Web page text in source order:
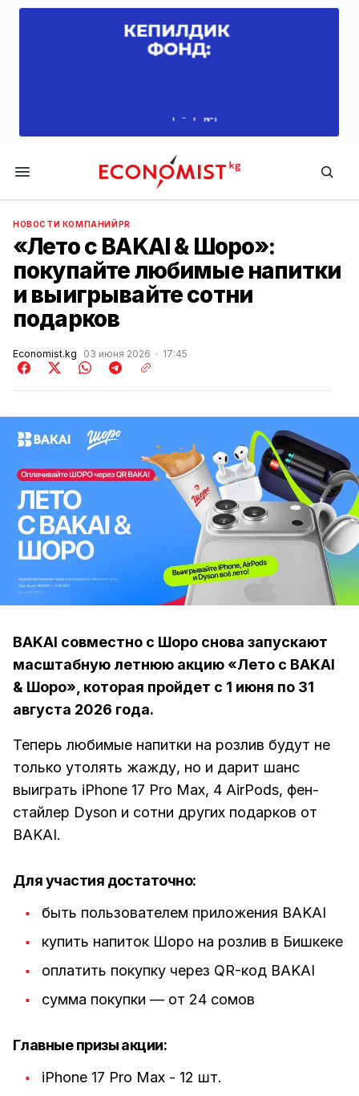
Economist.kg
НОВОСТИ КОМПАНИЙPR
«Лето с BAKAI & Шоро»:
покупайте любимые напитки
и выигрывайте сотни
подарков
Economist.kg 03 июня 2026 17:45
BAKAI совместно с Шоро снова запускают
масштабную летнюю акцию «Лето с BAKAI
& Шоро», которая пройдет с 1 июня по 31
августа 2026 года.
Теперь любимые напитки на розлив будут не
только утолять жажду, но и дарит шанс
выиграть iPhone 17 Pro Max, 4 AirPods, фен-
стайлер Dyson и сотни других подарков от
BAKAI.
Для участия достаточно:
быть пользователем приложения BAKAI
купить напиток Шоро на розлив в Бишкеке
оплатить покупку через QR-код BAKAI
сумма покупки — от 24 сомов
Главные призы акции:
iPhone 17 Pro Max - 12 шт.